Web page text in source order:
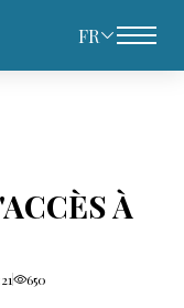
FR
À
650